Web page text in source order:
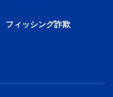
フィッシング詐欺